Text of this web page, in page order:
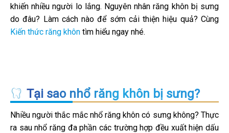
khiến nhiều người lo lắng. Nguyên nhân răng khôn bị sưng
do đâu? Làm cách nào để sớm cải thiện hiệu quả? Cùng
Kiến thức răng khôn tìm hiểu ngay nhé.
Tại sao nhổ răng khôn bị sưng?
Nhiều người thắc mắc nhổ răng khôn có sưng không? Thực
ra sau nhổ răng đa phần các trường hợp đều xuất hiện dấu